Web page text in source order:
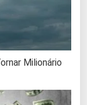
Milionário